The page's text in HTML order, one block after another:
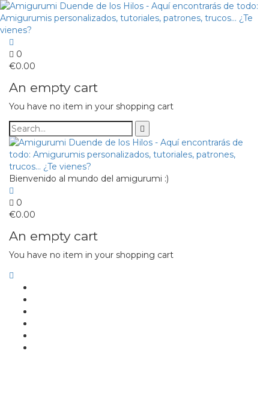
0
€0.00
An empty cart
You have no item in your shopping cart
Bienvenido al mundo del amigurumi :)
0
€0.00
An empty cart
You have no item in your shopping cart